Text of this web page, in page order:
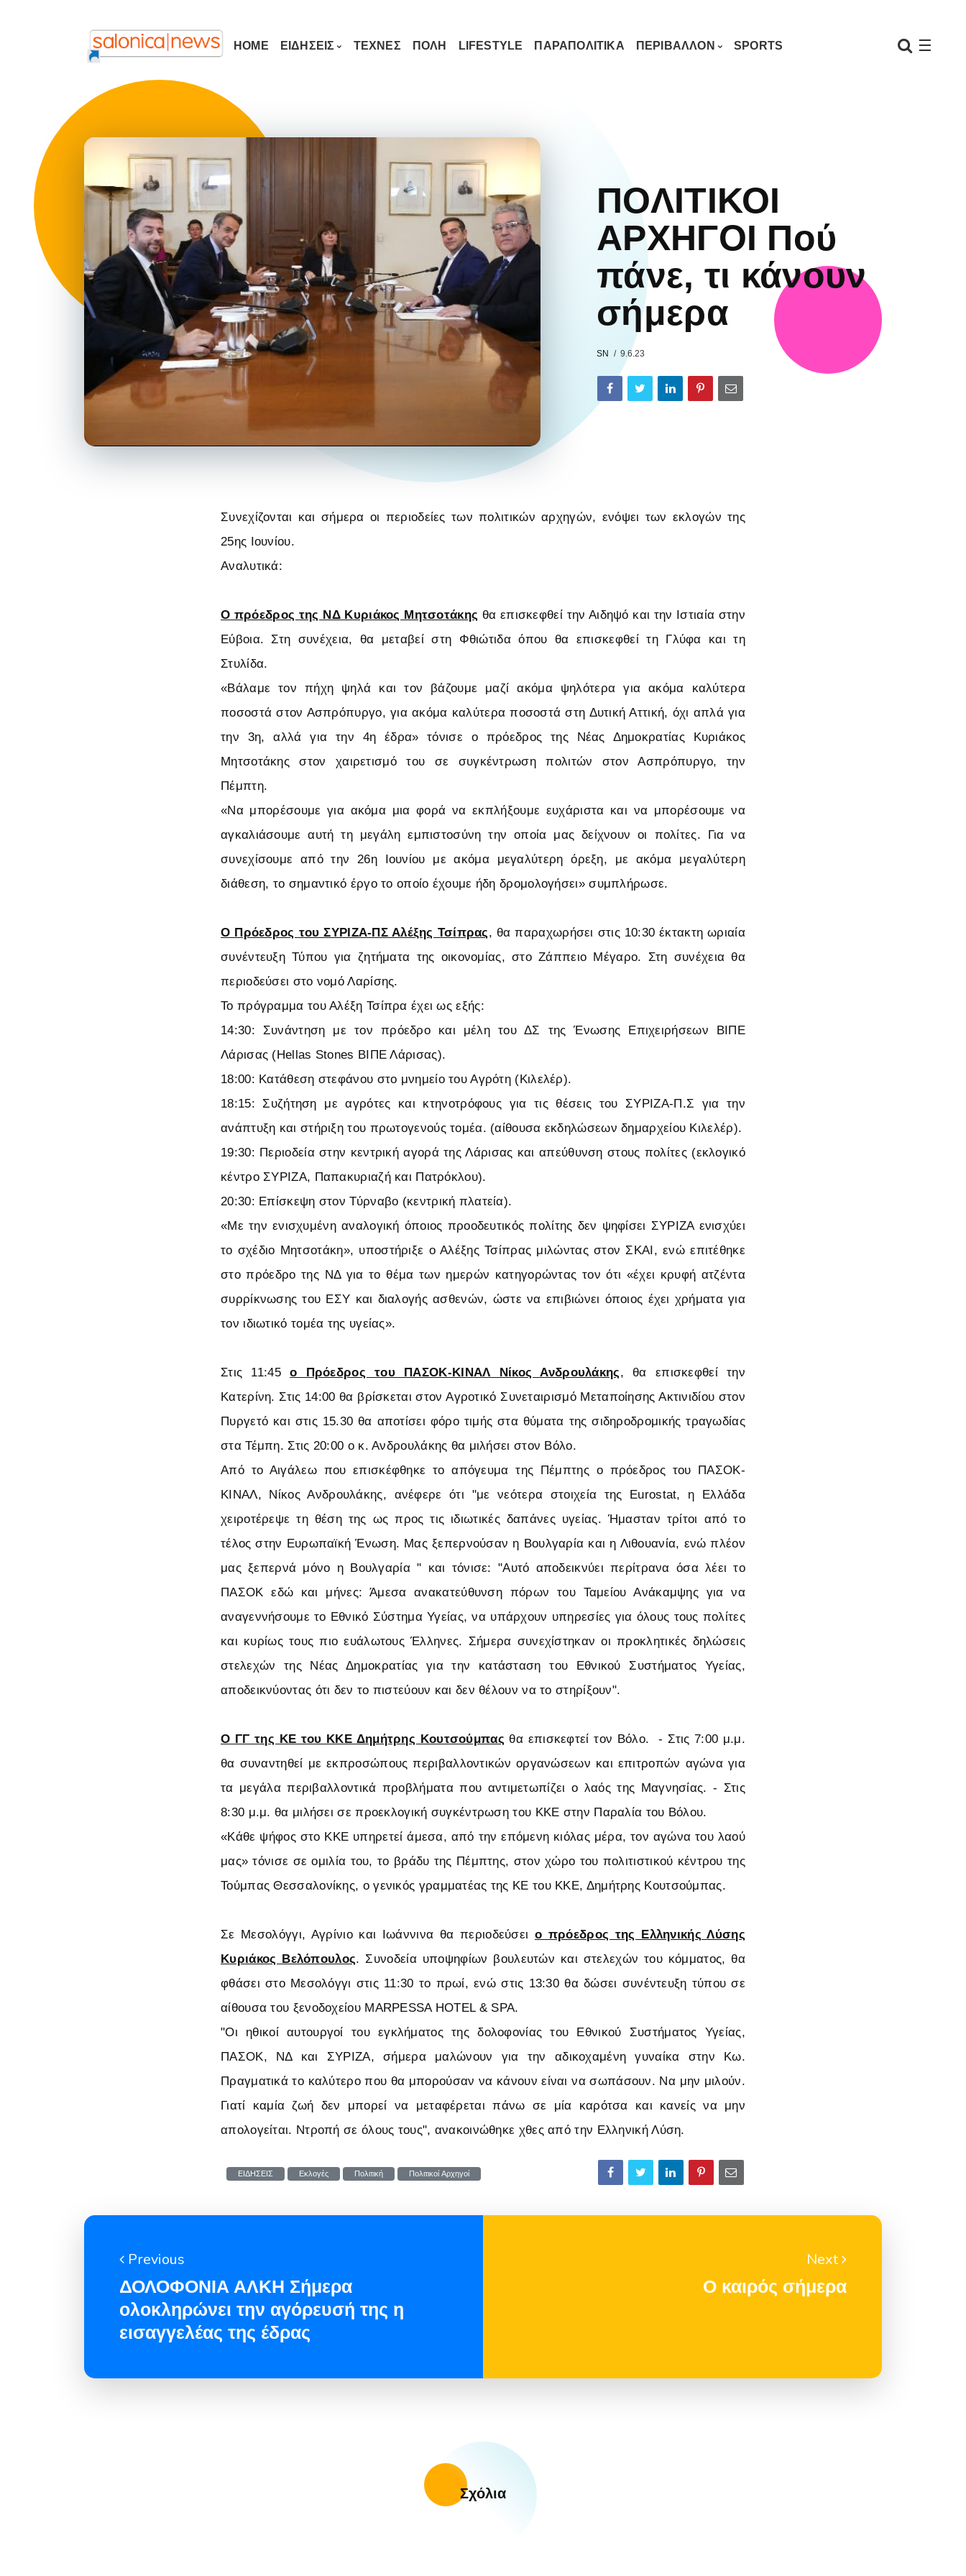
☰
HOME ΕΙΔΗΣΕΙΣ ΤΕΧΝΕΣ ΠΟΛΗ LIFESTYLE ΠΑΡΑΠΟΛΙΤΙΚΑ ΠΕΡΙΒΑΛΛΟΝ SPORTS
ΠΟΛΙΤΙΚΟΙ
ΑΡΧΗΓΟΙ Πού
πάνε, τι κάνουν
σήμερα
SN 9.6.23
Συνεχίζονται και σήμερα οι περιοδείες των πολιτικών αρχηγών, ενόψει των εκλογών της
25ης Ιουνίου.
Αναλυτικά:
Ο πρόεδρος της ΝΔ Κυριάκος Μητσοτάκης θα επισκεφθεί την Αιδηψό και την Ιστιαία στην
Εύβοια. Στη συνέχεια, θα μεταβεί στη Φθιώτιδα όπου θα επισκεφθεί τη Γλύφα και τη
Στυλίδα.
«Βάλαμε τον πήχη ψηλά και τον βάζουμε μαζί ακόμα ψηλότερα για ακόμα καλύτερα
ποσοστά στον Ασπρόπυργο, για ακόμα καλύτερα ποσοστά στη Δυτική Αττική, όχι απλά για
την 3η, αλλά για την 4η έδρα» τόνισε ο πρόεδρος της Νέας Δημοκρατίας Κυριάκος
Μητσοτάκης στον χαιρετισμό του σε συγκέντρωση πολιτών στον Ασπρόπυργο, την
Πέμπτη.
«Να μπορέσουμε για ακόμα μια φορά να εκπλήξουμε ευχάριστα και να μπορέσουμε να
αγκαλιάσουμε αυτή τη μεγάλη εμπιστοσύνη την οποία μας δείχνουν οι πολίτες. Για να
συνεχίσουμε από την 26η Ιουνίου με ακόμα μεγαλύτερη όρεξη, με ακόμα μεγαλύτερη
διάθεση, το σημαντικό έργο το οποίο έχουμε ήδη δρομολογήσει» συμπλήρωσε.
Ο Πρόεδρος του ΣΥΡΙΖΑ-ΠΣ Αλέξης Τσίπρας, θα παραχωρήσει στις 10:30 έκτακτη ωριαία
συνέντευξη Τύπου για ζητήματα της οικονομίας, στο Ζάππειο Μέγαρο. Στη συνέχεια θα
περιοδεύσει στο νομό Λαρίσης.
Το πρόγραμμα του Αλέξη Τσίπρα έχει ως εξής:
14:30: Συνάντηση με τον πρόεδρο και μέλη του ΔΣ της Ένωσης Επιχειρήσεων ΒΙΠΕ
Λάρισας (Hellas Stones ΒΙΠΕ Λάρισας).
18:00: Κατάθεση στεφάνου στο μνημείο του Αγρότη (Κιλελέρ).
18:15: Συζήτηση με αγρότες και κτηνοτρόφους για τις θέσεις του ΣΥΡΙΖΑ-Π.Σ για την
ανάπτυξη και στήριξη του πρωτογενούς τομέα. (αίθουσα εκδηλώσεων δημαρχείου Κιλελέρ).
19:30: Περιοδεία στην κεντρική αγορά της Λάρισας και απεύθυνση στους πολίτες (εκλογικό
κέντρο ΣΥΡΙΖΑ, Παπακυριαζή και Πατρόκλου).
20:30: Επίσκεψη στον Τύρναβο (κεντρική πλατεία).
«Με την ενισχυμένη αναλογική όποιος προοδευτικός πολίτης δεν ψηφίσει ΣΥΡΙΖΑ ενισχύει
το σχέδιο Μητσοτάκη», υποστήριξε ο Αλέξης Τσίπρας μιλώντας στον ΣΚΑΙ, ενώ επιτέθηκε
στο πρόεδρο της ΝΔ για το θέμα των ημερών κατηγορώντας τον ότι «έχει κρυφή ατζέντα
συρρίκνωσης του ΕΣΥ και διαλογής ασθενών, ώστε να επιβιώνει όποιος έχει χρήματα για
τον ιδιωτικό τομέα της υγείας».
Στις 11:45ο Πρόεδρος του ΠΑΣΟΚ-ΚΙΝΑΛ Νίκος Ανδρουλάκης, θα επισκεφθεί την
Κατερίνη. Στις 14:00 θα βρίσκεται στον Αγροτικό Συνεταιρισμό Μεταποίησης Ακτινιδίου στον
Πυργετό και στις 15.30 θα αποτίσει φόρο τιμής στα θύματα της σιδηροδρομικής τραγωδίας
στα Τέμπη. Στις 20:00 ο κ. Ανδρουλάκης θα μιλήσει στον Βόλο.
Από το Αιγάλεω που επισκέφθηκε το απόγευμα της Πέμπτης ο πρόεδρος του ΠΑΣΟΚ-
ΚΙΝΑΛ, Νίκος Ανδρουλάκης, ανέφερε ότι "με νεότερα στοιχεία της Eurostat, η Ελλάδα
χειροτέρεψε τη θέση της ως προς τις ιδιωτικές δαπάνες υγείας. Ήμασταν τρίτοι από το
τέλος στην Ευρωπαϊκή Ένωση. Μας ξεπερνούσαν η Βουλγαρία και η Λιθουανία, ενώ πλέον
μας ξεπερνά μόνο η Βουλγαρία " και τόνισε: "Αυτό αποδεικνύει περίτρανα όσα λέει το
ΠΑΣΟΚ εδώ και μήνες: Άμεσα ανακατεύθυνση πόρων του Ταμείου Ανάκαμψης για να
αναγεννήσουμε το Εθνικό Σύστημα Υγείας, να υπάρχουν υπηρεσίες για όλους τους πολίτες
και κυρίως τους πιο ευάλωτους Έλληνες. Σήμερα συνεχίστηκαν οι προκλητικές δηλώσεις
στελεχών της Νέας Δημοκρατίας για την κατάσταση του Εθνικού Συστήματος Υγείας,
αποδεικνύοντας ότι δεν το πιστεύουν και δεν θέλουν να το στηρίξουν".
Ο ΓΓ της ΚΕ του ΚΚΕ Δημήτρης Κουτσούμπας θα επισκεφτεί τον Βόλο. - Στις 7:00 μ.μ.
θα συναντηθεί με εκπροσώπους περιβαλλοντικών οργανώσεων και επιτροπών αγώνα για
τα μεγάλα περιβαλλοντικά προβλήματα που αντιμετωπίζει ο λαός της Μαγνησίας. - Στις
8:30 μ.μ. θα μιλήσει σε προεκλογική συγκέντρωση του ΚΚΕ στην Παραλία του Βόλου.
«Κάθε ψήφος στο ΚΚΕ υπηρετεί άμεσα, από την επόμενη κιόλας μέρα, τον αγώνα του λαού
μας» τόνισε σε ομιλία του, το βράδυ της Πέμπτης, στον χώρο του πολιτιστικού κέντρου της
Τούμπας Θεσσαλονίκης, ο γενικός γραμματέας της ΚΕ του ΚΚΕ, Δημήτρης Κουτσούμπας.
Σε Μεσολόγγι, Αγρίνιο και Ιωάννινα θα περιοδεύσει ο πρόεδρος της Ελληνικής Λύσης
Κυριάκος Βελόπουλος. Συνοδεία υποψηφίων βουλευτών και στελεχών του κόμματος, θα
φθάσει στο Μεσολόγγι στις 11:30 το πρωί, ενώ στις 13:30 θα δώσει συνέντευξη τύπου σε
αίθουσα του ξενοδοχείου MARPESSA HOTEL & SPA.
"Οι ηθικοί αυτουργοί του εγκλήματος της δολοφονίας του Εθνικού Συστήματος Υγείας,
ΠΑΣΟΚ, ΝΔ και ΣΥΡΙΖΑ, σήμερα μαλώνουν για την αδικοχαμένη γυναίκα στην Κω.
Πραγματικά το καλύτερο που θα μπορούσαν να κάνουν είναι να σωπάσουν. Να μην μιλούν.
Γιατί καμία ζωή δεν μπορεί να μεταφέρεται πάνω σε μία καρότσα και κανείς να μην
απολογείται. Ντροπή σε όλους τους", ανακοινώθηκε χθες από την Ελληνική Λύση.
ΕΙΔΗΣΕΙΣ Εκλογές Πολιτική Πολιτικοί Αρχηγοί
Previous
ΔΟΛΟΦΟΝΙΑ ΑΛΚΗ Σήμερα
ολοκληρώνει την αγόρευσή της η
εισαγγελέας της έδρας
Next
Ο καιρός σήμερα
Σχόλια